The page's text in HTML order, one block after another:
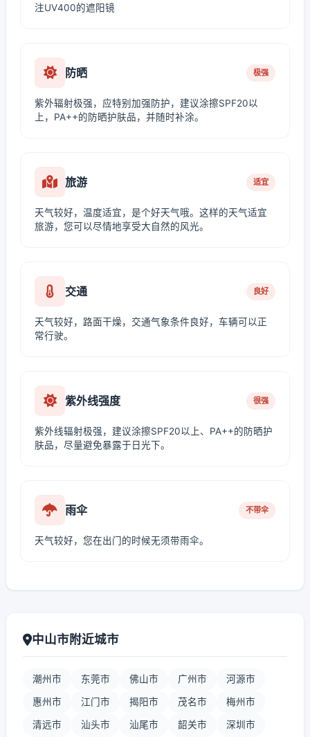
注UV400的遮阳镜
防晒 极强
紫外辐射极强，应特别加强防护，建议涂擦SPF20以
上，PA++的防晒护肤品，并随时补涂。
旅游 适宜
天气较好，温度适宜，是个好天气哦。这样的天气适宜
旅游，您可以尽情地享受大自然的风光。
交通 良好
天气较好，路面干燥，交通气象条件良好，车辆可以正
常行驶。
紫外线强度 很强
紫外线辐射极强，建议涂擦SPF20以上、PA++的防晒护
肤品，尽量避免暴露于日光下。
雨伞 不带伞
天气较好，您在出门的时候无须带雨伞。
中山市附近城市
潮州市 东莞市 佛山市 广州市 河源市
惠州市 江门市 揭阳市 茂名市 梅州市
清远市 汕头市 汕尾市 韶关市 深圳市